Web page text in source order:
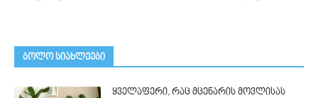
ᲑᲝᲚᲝ ᲡᲘᲐᲮᲚᲔᲔᲑᲘ
ყველაფერი, რაც მცენარის მოვლისას